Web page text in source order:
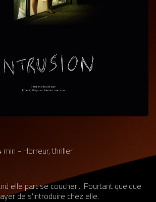
- Horreur, thriller
elle part se coucher... Pourtant quelque
de s'introduire chez elle.